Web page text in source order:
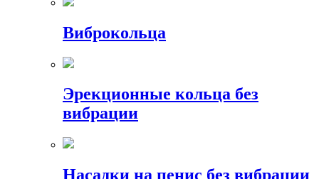
Виброкольца
Эрекционные кольца без
вибрации
Насадки на пенис без вибрации